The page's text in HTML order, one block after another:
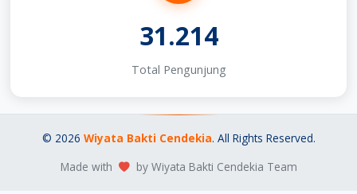
31.214
Total Pengunjung
© 2026 Wiyata Bakti Cendekia. All Rights Reserved.
Made with
by Wiyata Bakti Cendekia Team